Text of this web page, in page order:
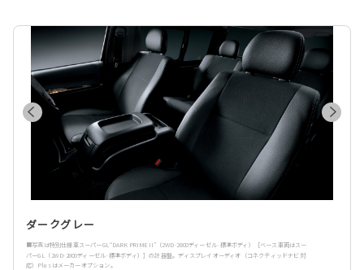
ダークグレー
■写真は特別仕様車スーパーGL“DARK PRIME II”（2WD·2800ディーゼル·標準ボディ）［ベース車両はスー
パーGL（2WD·2800ディーゼル·標準ボディ）］の計器盤。ディスプレイオーディオ（コネクティッドナビ対
応）Plusはメーカーオプション。